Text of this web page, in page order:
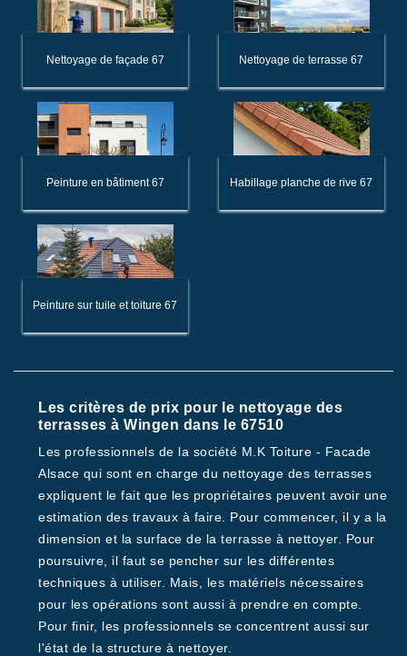
Nettoyage de façade 67 Nettoyage de terrasse 67
Peinture en bâtiment 67 Habillage planche de rive 67
Peinture sur tuile et toiture 67
Les critères de prix pour le nettoyage des
terrasses à Wingen dans le 67510
Les professionnels de la société M.K Toiture - Facade
Alsace qui sont en charge du nettoyage des terrasses
expliquent le fait que les propriétaires peuvent avoir une
estimation des travaux à faire. Pour commencer, il y a la
dimension et la surface de la terrasse à nettoyer. Pour
poursuivre, il faut se pencher sur les différentes
techniques à utiliser. Mais, les matériels nécessaires
pour les opérations sont aussi à prendre en compte.
Pour finir, les professionnels se concentrent aussi sur
l'état de la structure à nettoyer.